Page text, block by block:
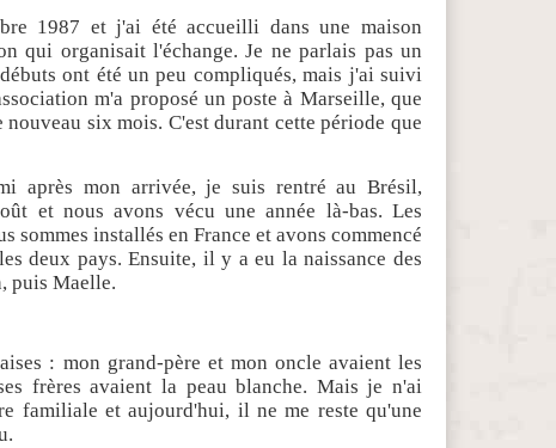
1987 et j'ai été accueilli dans une maison
qui organisait l'échange. Je ne parlais pas un
ont été un peu compliqués, mais j'ai suivi
m'a proposé un poste à Marseille, que
six mois. C'est durant cette période que
après mon arrivée, je suis rentré au Brésil,
et nous avons vécu une année là-bas. Les
sommes installés en France et avons commencé
deux pays. Ensuite, il y a eu la naissance des
puis Maelle.
: mon grand-père et mon oncle avaient les
frères avaient la peau blanche. Mais je n'ai
familiale et aujourd'hui, il ne me reste qu'une